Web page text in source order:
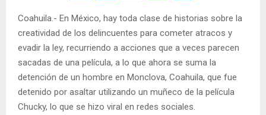
Coahuila.- En México, hay toda clase de historias sobre la
creatividad de los delincuentes para cometer atracos y
evadir la ley, recurriendo a acciones que a veces parecen
sacadas de una película, a lo que ahora se suma la
detención de un hombre en Monclova, Coahuila, que fue
detenido por asaltar utilizando un muñeco de la película
Chucky, lo que se hizo viral en redes sociales.